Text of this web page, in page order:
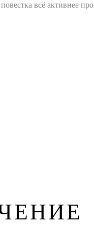
повестка всё активнее